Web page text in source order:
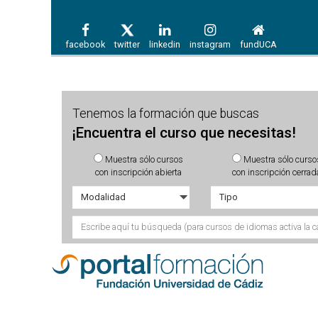
facebook twitter linkedin instagram fundUCA
Tenemos la formación que buscas
¡Encuentra el curso que necesitas!
Muestra sólo cursos
con inscripción abierta
Muestra sólo
con inscripción